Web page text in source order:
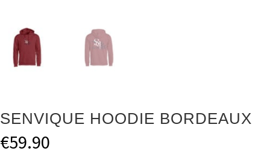
SENVIQUE HOODIE BORDEAUX
€59.90